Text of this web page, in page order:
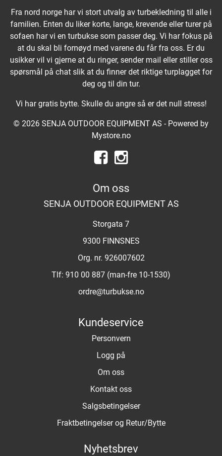
Fra nord norge har vi stort utvalg av turbekledning til alle i
familien. Enten du liker korte, lange, krevende eller turer på
sofaen har vi en turbukse som passer deg. Vi har fokus på
at du skal bli fornøyd med varene du får fra oss. Er du
usikker vil vi gjerne at du ringer, sender mail eller stiller oss
spørsmål på chat slik at du finner det riktige turplagget for
deg og til din tur.
Vi har gratis bytte. Skulle du angre så er det null stress!
© 2026 SENJA OUTDOOR EQUIPMENT AS - Powered by
Mystore.no
Om oss
SENJA OUTDOOR EQUIPMENT AS
Storgata 7
9300 FINNSNES
Org. nr. 926007602
Tlf: 910 00 887 (man-fre 10-1530)
ordre@turbukse.no
Kundeservice
Personvern
Logg på
Om oss
Kontakt oss
Salgsbetingelser
Fraktbetingelser og Retur/Bytte
Nyhetsbrev